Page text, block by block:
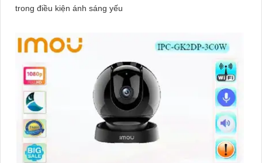
trong điều kiện ánh sáng yếu